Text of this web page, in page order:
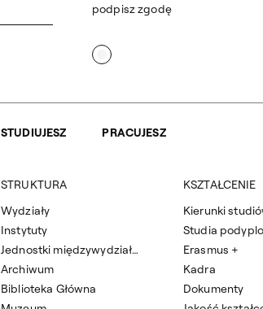
podpisz zgodę
STUDIUJESZ PRACUJESZ
STRUKTURA
Wydziały
Instytuty
Jednostki międzywydziałowe
Archiwum
Biblioteka Główna
KSZTAŁCENIE
Kierunki
Studia
Erasmus +
Kadra
Dokumenty